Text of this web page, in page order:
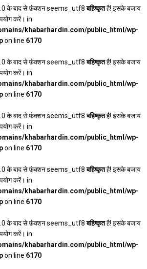
के बाद से फ़ंक्शन seems_utf8बहिष्कृतहै! इसके बजाय
करें। in
khabarhardin.com/public_html/wp-
on line 6170
के बाद से फ़ंक्शन seems_utf8बहिष्कृतहै! इसके बजाय
करें। in
khabarhardin.com/public_html/wp-
on line 6170
के बाद से फ़ंक्शन seems_utf8बहिष्कृतहै! इसके बजाय
करें। in
khabarhardin.com/public_html/wp-
on line 6170
के बाद से फ़ंक्शन seems_utf8बहिष्कृतहै! इसके बजाय
करें। in
khabarhardin.com/public_html/wp-
on line 6170
के बाद से फ़ंक्शन seems_utf8बहिष्कृतहै! इसके बजाय
करें। in
khabarhardin.com/public_html/wp-
on line 6170